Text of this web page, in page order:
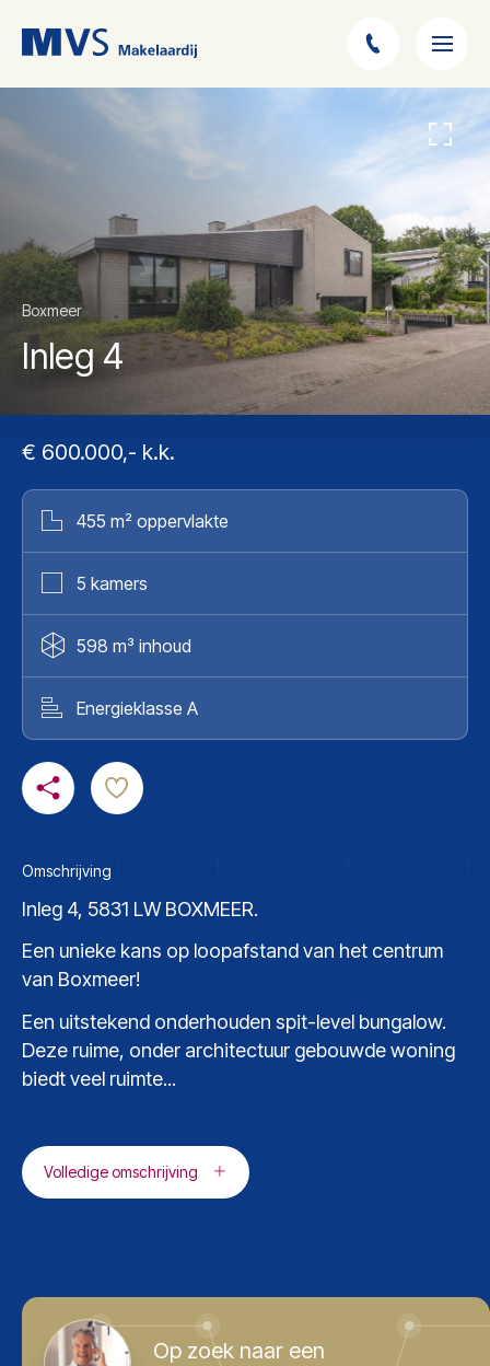
Boxmeer
Inleg 4
€ 600.000,- k.k.
455 m² oppervlakte
5 kamers
598 m³ inhoud
Energieklasse A
Omschrijving
Inleg 4, 5831 LW BOXMEER.
Een unieke kans op loopafstand van het centrum
van Boxmeer!
Een uitstekend onderhouden spit-level bungalow.
Deze ruime, onder architectuur gebouwde woning
biedt veel ruimte...
Volledige omschrijving
Op zoek naar een